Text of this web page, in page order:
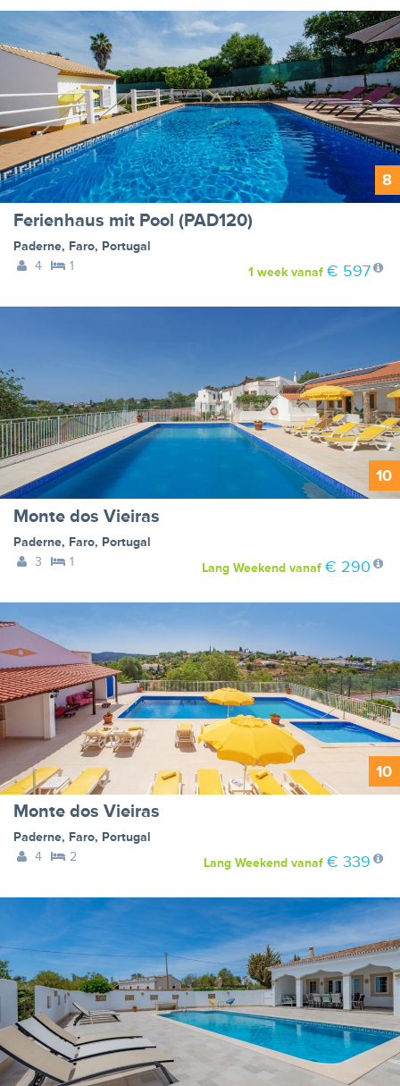
8
Ferienhaus mit Pool (PAD120)
Paderne, Faro, Portugal
4
1 1 weekvanaf € 597
10
Monte dos Vieiras
Paderne, Faro, Portugal
3
1 Lang Weekendvanaf € 290
10
Monte dos Vieiras
Paderne, Faro, Portugal
4
2 Lang Weekendvanaf € 339